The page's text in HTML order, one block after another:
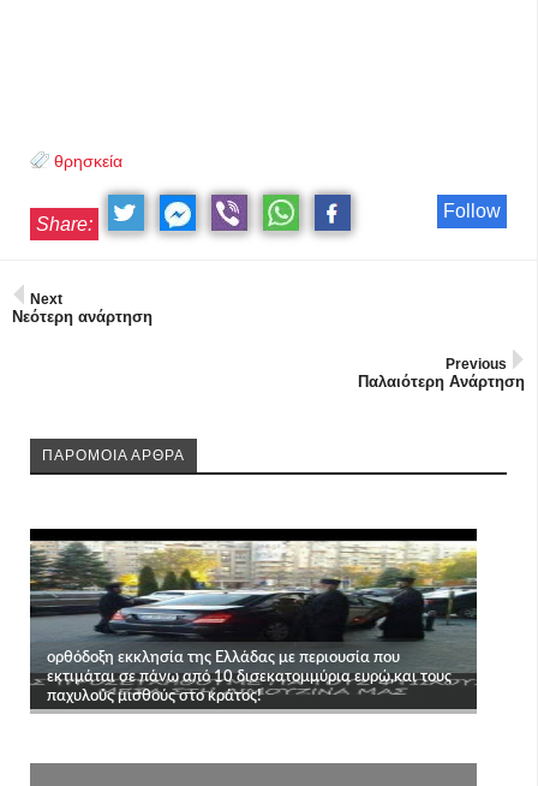
θρησκεία
Follow
Share:
Next
Νεότερη ανάρτηση
Previous
Παλαιότερη Ανάρτηση
ΠΑΡΟΜΟΙΑ ΑΡΘΡΑ